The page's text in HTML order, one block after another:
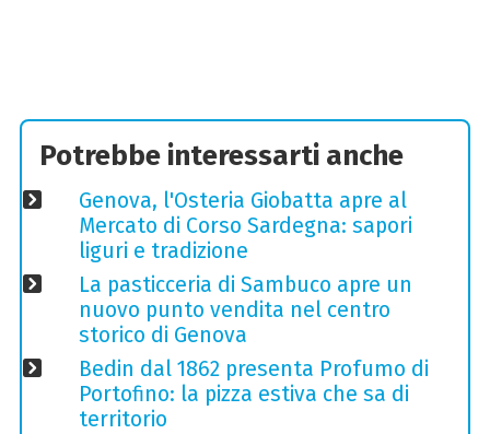
Potrebbe interessarti anche
Genova, l'Osteria Giobatta apre al
Mercato di Corso Sardegna: sapori
liguri e tradizione
La pasticceria di Sambuco apre un
nuovo punto vendita nel centro
storico di Genova
Bedin dal 1862 presenta Profumo di
Portofino: la pizza estiva che sa di
territorio